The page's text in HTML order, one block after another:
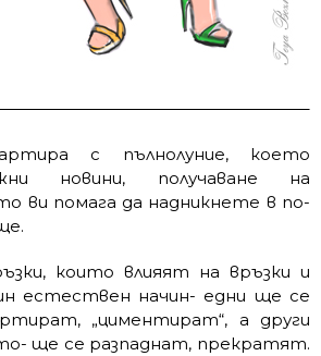
с пълнолуние, което
новини, получаване на
ви помага да надникнете в по-
които влияят на връзки и
естествен начин- едни ще се
„циментират“, а други
ще се разпаднат, прекратят.